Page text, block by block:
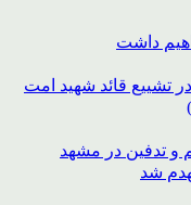
داشت
تشییع قائد شهید امت